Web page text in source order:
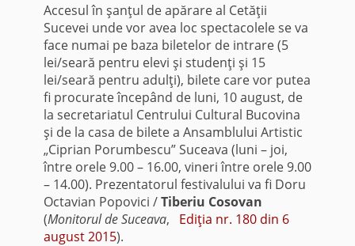
Accesul în şanţul de apărare al Cetăţii
Sucevei unde vor avea loc spectacolele se va
face numai pe baza biletelor de intrare (5
lei/seară pentru elevi şi studenţi şi 15
lei/seară pentru adulţi), bilete care vor putea
fi procurate începând de luni, 10 august, de
la secretariatul Centrului Cultural Bucovina
şi de la casa de bilete a Ansamblului Artistic
„Ciprian Porumbescu” Suceava (luni – joi,
între orele 9.00 – 16.00, vineri între orele 9.00
– 14.00). Prezentatorul festivalului va fi Doru
Octavian Popovici /Tiberiu Cosovan
(Monitorul de Suceava, Ediţia nr. 180 din 6
august 2015).